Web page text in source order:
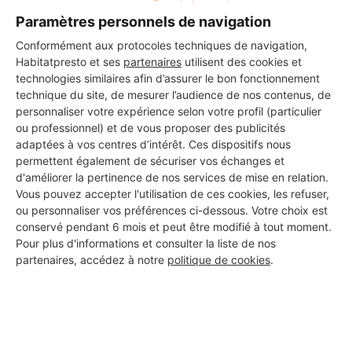
Paramètres personnels de navigation
Conformément aux protocoles techniques de navigation,
Habitatpresto et ses partenaires utilisent des cookies et
technologies similaires afin d’assurer le bon fonctionnement
technique du site, de mesurer l’audience de nos contenus, de
personnaliser votre expérience selon votre profil (particulier
ou professionnel) et de vous proposer des publicités
adaptées à vos centres d’intérêt. Ces dispositifs nous
permettent également de sécuriser vos échanges et
d'améliorer la pertinence de nos services de mise en relation.
Vous pouvez accepter l'utilisation de ces cookies, les refuser,
ou personnaliser vos préférences ci-dessous. Votre choix est
conservé pendant 6 mois et peut être modifié à tout moment.
Pour plus d'informations et consulter la liste de nos
partenaires, accédez à notre politique de cookies.
Aucun autre professionnel disponible dans cette zone
géographique.
PROFESSIONNEL, VOUS
SOUHAITEZ NOUS